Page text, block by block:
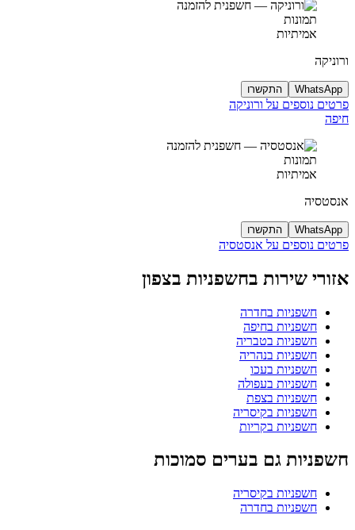
תמונות
אמיתיות
ורוניקה
WhatsApp התקשרו
פרטים נוספים על ורוניקה
חיפה
תמונות
אמיתיות
אנסטסיה
WhatsApp התקשרו
פרטים נוספים על אנסטסיה
אזורי שירות בחשפניות בצפון
חשפניות בחדרה
חשפניות בחיפה
חשפניות בטבריה
חשפניות בנהריה
חשפניות בעכו
חשפניות בעפולה
חשפניות בצפת
חשפניות בקיסריה
חשפניות בקריות
חשפניות גם בערים סמוכות
חשפניות בקיסריה
חשפניות בחדרה